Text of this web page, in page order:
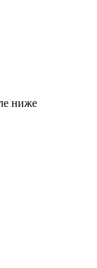
ниже